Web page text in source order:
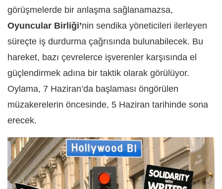
görüşmelerde bir anlaşma sağlanamazsa,
Oyuncular Birliği’nin sendika yöneticileri ilerleyen
süreçte iş durdurma çağrısında bulunabilecek. Bu
hareket, bazı çevrelerce işverenler karşısında el
güçlendirmek adına bir taktik olarak görülüyor.
Oylama, 7 Haziran’da başlaması öngörülen
müzakerelerin öncesinde, 5 Haziran tarihinde sona
erecek.